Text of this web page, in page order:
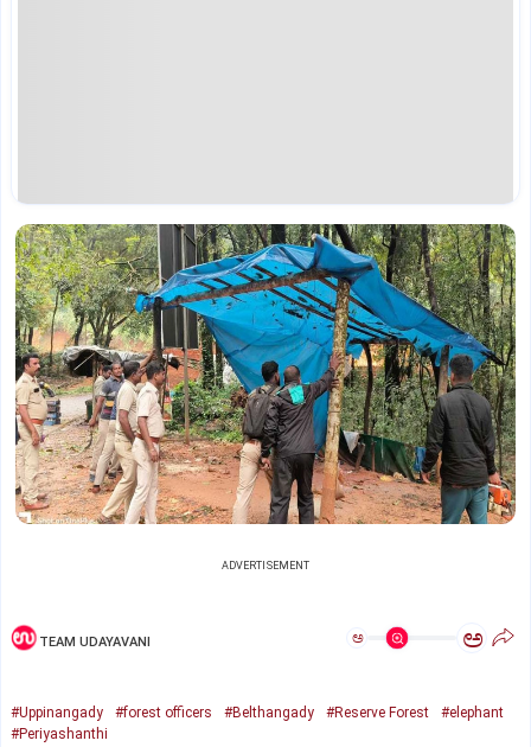
ADVERTISEMENT
TEAM UDAYAVANI ಅ ಅ
#Uppinangady #forest officers #Belthangady #Reserve Forest
#elephant
#Periyashanthi